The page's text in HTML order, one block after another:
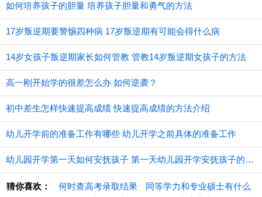
如何培养孩子的胆量 培养孩子胆量和勇气的方法
17岁叛逆期要警惕四种病 17岁叛逆期有可能会得什么病
14岁女孩子叛逆期家长如何管教 管教14岁叛逆期女孩子的方法
高一刚开始学的很差怎么办 如何逆袭？
初中差生怎样快速提高成绩 快速提高成绩的方法介绍
幼儿开学前的准备工作有哪些 幼儿开学之前具体的准备工作
幼儿园开学第一天如何安抚孩子 第一天幼儿园开学安抚孩子的注意事项
猜你喜欢： 何时查高考录取结果
同等学力和专业硕士有什么